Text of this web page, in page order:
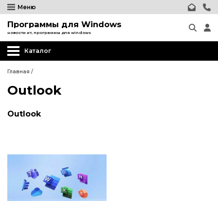
Меню
Программы для Windows
новости ит, программы для windows
Каталог
Главная /
Outlook
Outlook